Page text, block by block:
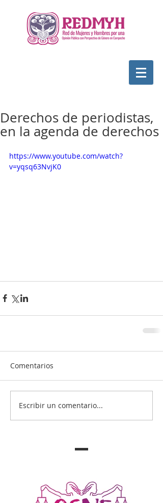
Derechos de periodistas,
en la agenda de derechos
https://www.youtube.com/watch?
v=yqsq63NvjK0
Comentarios
Escribir un comentario...